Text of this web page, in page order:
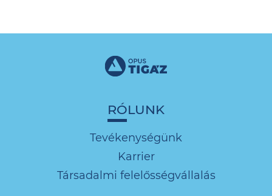
RÓLUNK
Tevékenységünk
Karrier
Társadalmi felelősségvállalás